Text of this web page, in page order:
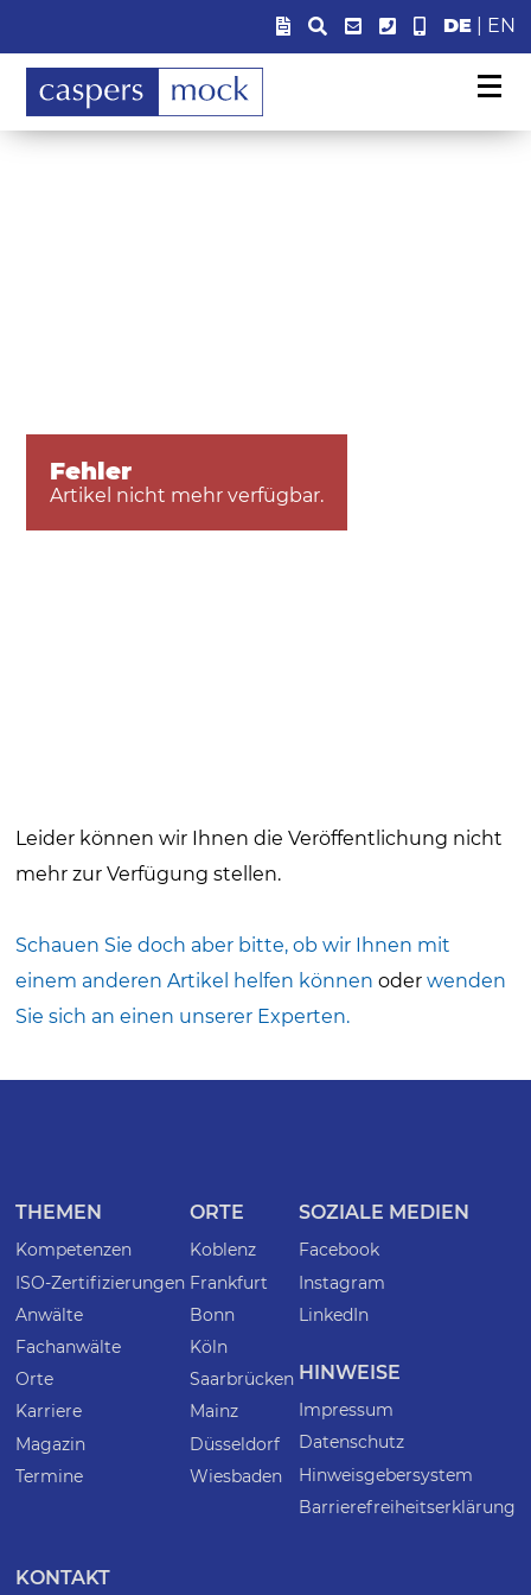
DE| EN
Fehler
Artikel nicht mehr verfügbar.
Leider können wir Ihnen die Veröffentlichung nicht
mehr zur Verfügung stellen.
Schauen Sie doch aber bitte, ob wir Ihnen mit
einem anderen Artikel helfen können oderwenden
Sie sich an einen unserer Experten.
THEMEN
Kompetenzen
ISO-Zertifizierungen
Anwälte
Fachanwälte
Orte
Karriere
Magazin
Termine
ORTE
Koblenz
Frankfurt
Bonn
Köln
Saarbrücken
Mainz
Düsseldorf
Wiesbaden
SOZIALE MEDIEN
Facebook
Instagram
LinkedIn
HINWEISE
Impressum
Datenschutz
Hinweisgebersystem
Barrierefreiheitserklärung
KONTAKT